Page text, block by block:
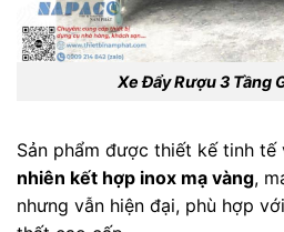
Xe Đẩy Rượu 3 Tầng
Sản phẩm được thiết kế tinh tế
nhiên kết hợp inox mạ vàng,
nhưng vẫn hiện đại, phù hợp